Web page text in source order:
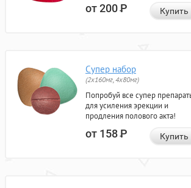
от 200Р Купить
Супер набор
(2х160мг, 4х80мг)
Попробуй все супер
для усиления эрекции и
продления полового акта!
от 158Р Купить